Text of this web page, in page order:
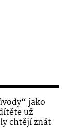
jako
už
chtějí znát